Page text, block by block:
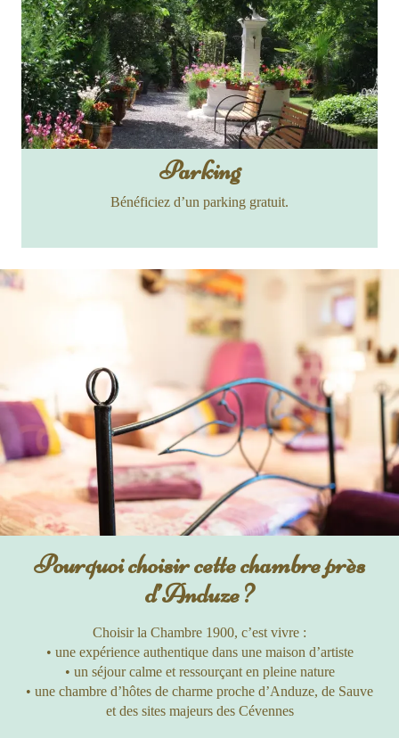
Parking
Bénéficiez d’un parking gratuit.
Pourquoi choisir cette chambre près
d’Anduze ?
Choisir la Chambre 1900, c’est vivre :
• une expérience authentique dans une maison d’artiste
• un séjour calme et ressourçant en pleine nature
• une chambre d’hôtes de charme proche d’Anduze, de Sauve
et des sites majeurs des Cévennes